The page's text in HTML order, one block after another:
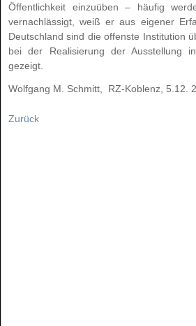
Öffentlichkeit einzuüben – häufig
vernachlässigt, weiß er aus eigener
Deutschland sind die offenste Institution
bei der Realisierung der Ausstellung
gezeigt.
Wolfgang M. Schmitt, RZ-Koblenz, 5.12.
Zurück